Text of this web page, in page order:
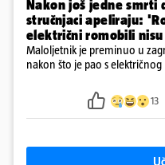
Nakon još jedne smrti
stručnjaci apeliraju:
električni romobili
Maloljetnik je preminuo u
nakon što je pao s
13